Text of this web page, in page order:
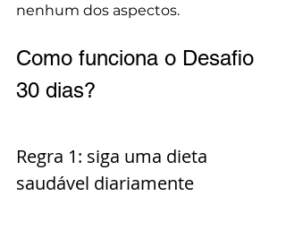
nenhum dos aspectos.
Como funciona o Desafio
30 dias?
Regra 1: siga uma dieta
saudável diariamente